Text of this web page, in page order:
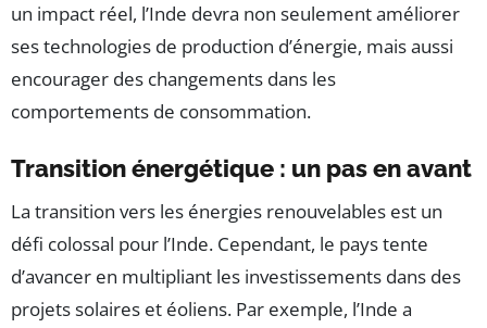
un impact réel, l’Inde devra non seulement améliorer
ses technologies de production d’énergie, mais aussi
encourager des changements dans les
comportements de consommation.
Transition énergétique : un pas en avant
La transition vers les énergies renouvelables est un
défi colossal pour l’Inde. Cependant, le pays tente
d’avancer en multipliant les investissements dans des
projets solaires et éoliens. Par exemple, l’Inde a